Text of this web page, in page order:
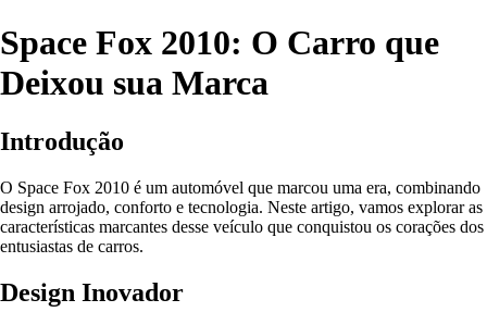
Space Fox 2010: O Carro que
Deixou sua Marca
Introdução
O Space Fox 2010 é um automóvel que marcou uma era, combinando
design arrojado, conforto e tecnologia. Neste artigo, vamos explorar as
características marcantes desse veículo que conquistou os corações dos
entusiastas de carros.
Design Inovador